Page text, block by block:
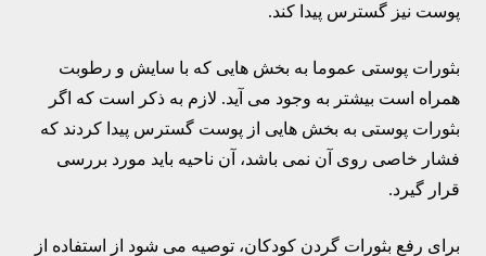
پوست نیز گسترس پیدا کند.
بثورات پوستی عموما به بخش هایی که با سایش و رطوبت
همراه است بیشتر به وجود می آید. لازم به ذکر است که اگر
بثورات پوستی به بخش هایی از پوست گسترس پیدا کردند که
فشار خاصی روی آن نمی باشد، آن ناحیه باید مورد بررسی
قرار گیرد.
برای رفع بثورات گردن کودکان، توصیه می شود از استفاده از